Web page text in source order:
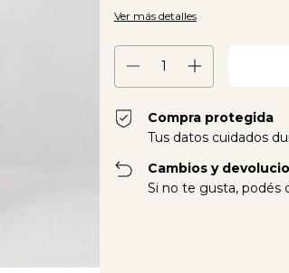
Ver más detalles
Compra protegida
Tus datos cuidados
Cambios y
Si no te gusta, podés